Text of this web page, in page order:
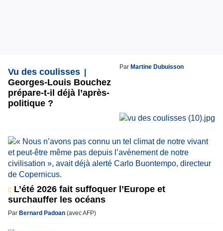
Vu des coulisses
Georges-Louis Bouchez
prépare-t-il déjà l’après-
politique ?
Par Martine Dubuisson
L’été 2026 fait suffoquer l’Europe et
surchauffer les océans
Par Bernard Padoan (avec AFP)